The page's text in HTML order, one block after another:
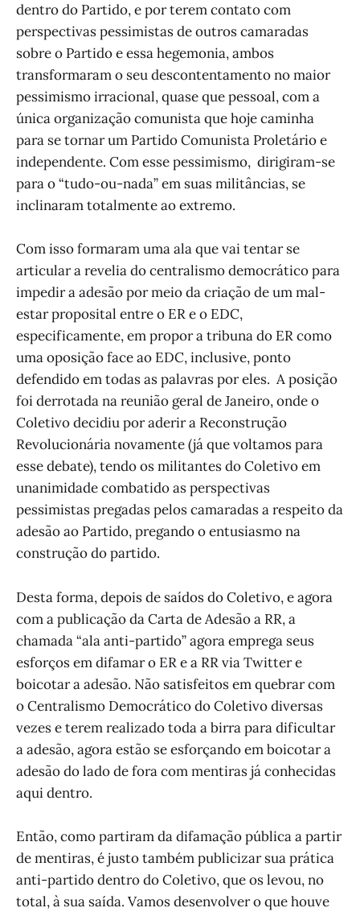
dentro do Partido, e por terem contato com
perspectivas pessimistas de outros camaradas
sobre o Partido e essa hegemonia, ambos
transformaram o seu descontentamento no maior
pessimismo irracional, quase que pessoal, com a
única organização comunista que hoje caminha
para se tornar um Partido Comunista Proletário e
independente. Com esse pessimismo, dirigiram-se
para o “tudo-ou-nada” em suas militâncias, se
inclinaram totalmente ao extremo.
Com isso formaram uma ala que vai tentar se
articular a revelia do centralismo democrático para
impedir a adesão por meio da criação de um mal-
estar proposital entre o ER e o EDC,
especificamente, em propor a tribuna do ER como
uma oposição face ao EDC, inclusive, ponto
defendido em todas as palavras por eles. A posição
foi derrotada na reunião geral de Janeiro, onde o
Coletivo decidiu por aderir a Reconstrução
Revolucionária novamente (já que voltamos para
esse debate), tendo os militantes do Coletivo em
unanimidade combatido as perspectivas
pessimistas pregadas pelos camaradas a respeito da
adesão ao Partido, pregando o entusiasmo na
construção do partido.
Desta forma, depois de saídos do Coletivo, e agora
com a publicação da Carta de Adesão a RR, a
chamada “ala anti-partido” agora emprega seus
esforços em difamar o ER e a RR via Twitter e
boicotar a adesão. Não satisfeitos em quebrar com
o Centralismo Democrático do Coletivo diversas
vezes e terem realizado toda a birra para dificultar
a adesão, agora estão se esforçando em boicotar a
adesão do lado de fora com mentiras já conhecidas
aqui dentro.
Então, como partiram da difamação pública a partir
de mentiras, é justo também publicizar sua prática
anti-partido dentro do Coletivo, que os levou, no
total, à sua saída. Vamos desenvolver o que houve